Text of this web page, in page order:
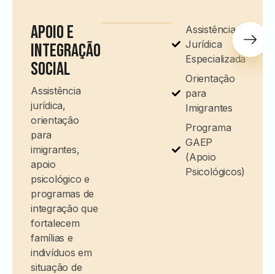
Apoio e
Integração
Social
Assistência
jurídica,
orientação
para
imigrantes,
apoio
psicológico e
programas de
integração que
fortalecem
famílias e
indivíduos em
situação de
Assistência
Jurídica
Especializada
Orientação
para
Imigrantes
Programa
GAEP
(Apoio
Psicológicos)